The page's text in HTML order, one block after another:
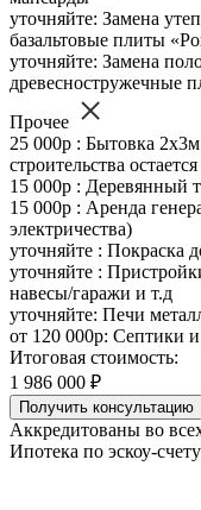
уточняйте: Замена
базальтовые плиты
уточняйте: Замена
древесностружечные
Прочее
25 000р : Бытовка
строительства
15 000р : Деревянный
15 000р : Аренда
электричества)
уточняйте : Покраска
уточняйте :
навесы/гаражи и т.д
уточняйте: Печи
от 120 000р: Септики
Итоговая стоимость:
1 986 000 ₽
Получить консультацию
Аккредитованы во
Ипотека по эскоу-